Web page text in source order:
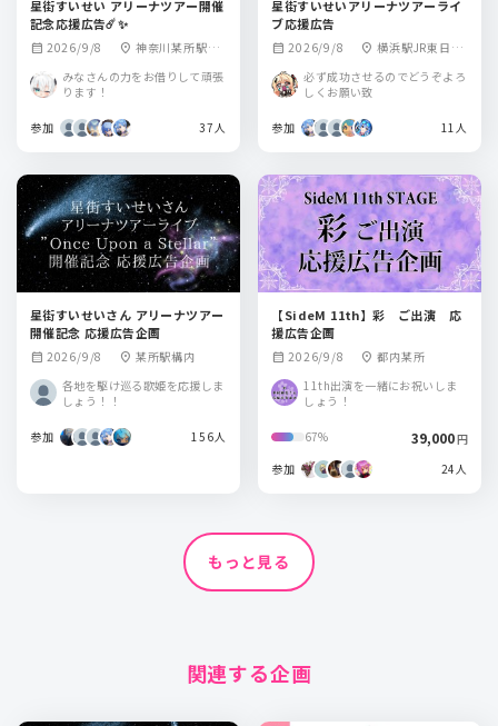
星街すいせい アリーナツアー開催
記念応援広告☄️✨
calendar_month 2026/9/8 location_on 神奈川某所駅掲
みなさんの力をお借りして頑張
ります！
参加 37人
星街すいせいアリーナツアーライ
ブ応援広告
calendar_month 2026/9/8 location_on 横浜駅JR東日本
必ず成功させるのでどうぞよろ
しくお願い致
参加 11人
星街すいせいさん アリーナツアー
開催記念 応援広告企画
calendar_month 2026/9/8 location_on 某所駅構内
各地を駆け巡る歌姫を応援しま
しょう！！
参加 156人
【SideM 11th】彩 ご出演 応
援広告企画
calendar_month 2026/9/8 location_on 都内某所
11th出演を一緒にお祝いしま
しょう！
67% 39,000円
参加
24人
もっと見る
関連する企画